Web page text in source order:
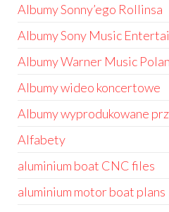
Albumy Sonny’ego Rollinsa
Albumy Sony Music
Albumy Warner Music
Albumy wideo koncertowe
Albumy wyprodukowane
Alfabety
aluminium boat CNC files
aluminium motor boat plans